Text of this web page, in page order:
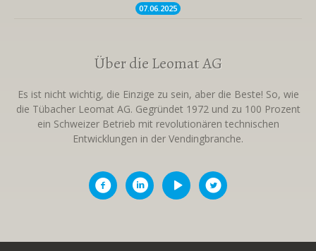
07.06. 2025
Über die Leomat AG
Es ist nicht wichtig, die Einzige zu sein, aber die Beste! So, wie
die Tübacher Leomat AG. Gegründet 1972 und zu 100 Prozent
ein Schweizer Betrieb mit revolutionären technischen
Entwicklungen in der Vendingbranche.